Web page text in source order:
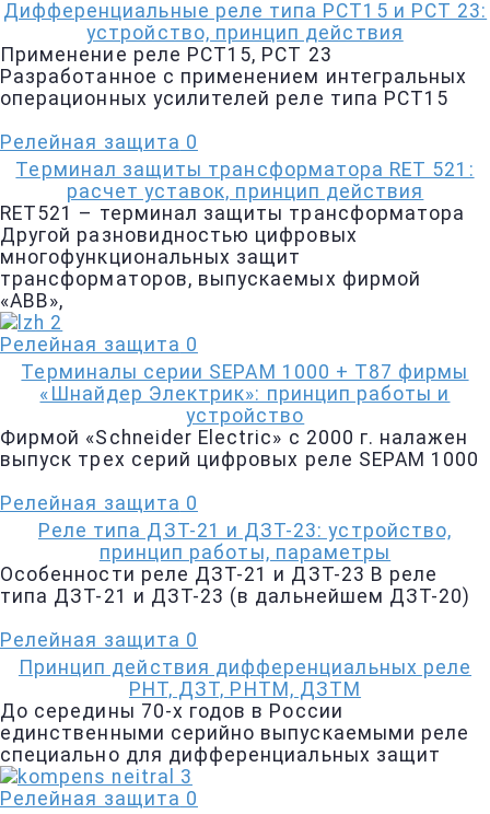
Дифференциальные реле типа РСТ15 и РСТ 23:
устройство, принцип действия
Применение реле РСТ15, РСТ 23
Разработанное с применением интегральных
операционных усилителей реле типа РСТ15
Релейная защита 0
Терминал защиты трансформатора RET 521:
расчет уставок, принцип действия
RET521 – терминал защиты трансформатора
Другой разновидностью цифровых
многофункциональных защит
трансформаторов, выпускаемых фирмой
«АВВ»,
Релейная защита 0
Терминалы серии SEPAM 1000 + Т87 фирмы
«Шнайдер Электрик»: принцип работы и
устройство
Фирмой «Schneider Electric» с 2000 г. налажен
выпуск трех серий цифровых реле SEPAM 1000
Релейная защита 0
Реле типа ДЗТ-21 и ДЗТ-23: устройство,
принцип работы, параметры
Особенности реле ДЗТ-21 и ДЗТ-23 В реле
типа ДЗТ-21 и ДЗТ-23 (в дальнейшем ДЗТ-20)
Релейная защита 0
Принцип действия дифференциальных реле
РНТ, ДЗТ, РНТМ, ДЗТМ
До середины 70-х годов в России
единственными серийно выпускаемыми реле
специально для дифференциальных защит
Релейная защита 0